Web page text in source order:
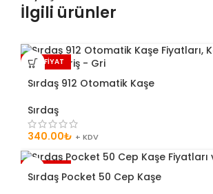
İlgili ürünler
ŞOK FİYAT
Sırdaş 912 Otomatik Kaşe
Sırdaş
340.00₺ + KDV
Sırdaş Pocket 50 Cep Kaşe